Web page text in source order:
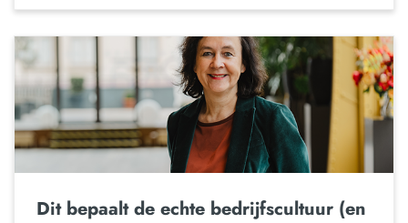
Dit bepaalt de echte bedrijfscultuur (en